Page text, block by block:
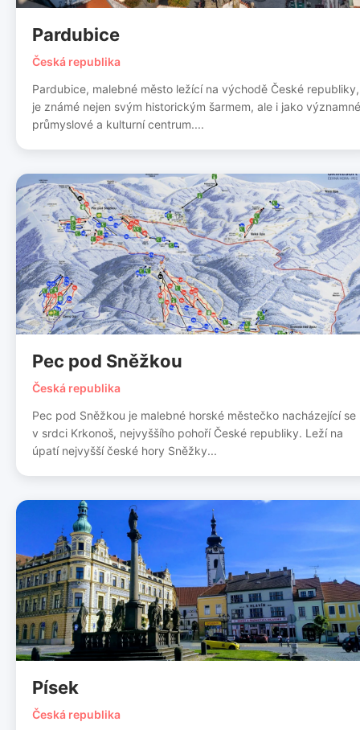
Pardubice
Česká republika
Pardubice, malebné město ležící na východě České republiky,
je známé nejen svým historickým šarmem, ale i jako významné
průmyslové a kulturní centrum....
Pec pod Sněžkou
Česká republika
Pec pod Sněžkou je malebné horské městečko nacházející se
v srdci Krkonoš, nejvyššího pohoří České republiky. Leží na
úpatí nejvyšší české hory Sněžky...
Písek
Česká republika